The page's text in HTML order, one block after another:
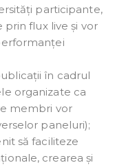
participante,
flux live și vor
în cadrul
organizate ca
membri vor
paneluri);
să faciliteze
crearea și